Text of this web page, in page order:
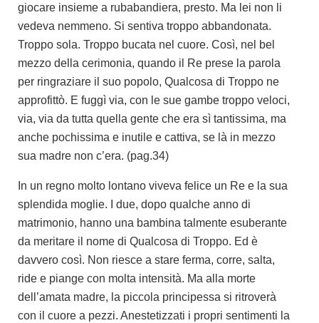
giocare insieme a rubabandiera, presto. Ma lei non li
vedeva nemmeno. Si sentiva troppo abbandonata.
Troppo sola. Troppo bucata nel cuore. Così, nel bel
mezzo della cerimonia, quando il Re prese la parola
per ringraziare il suo popolo, Qualcosa di Troppo ne
approfittò. E fuggì via, con le sue gambe troppo veloci,
via, via da tutta quella gente che era sì tantissima, ma
anche pochissima e inutile e cattiva, se là in mezzo
sua madre non c’era. (pag.34)
In un regno molto lontano viveva felice un Re e la sua
splendida moglie. I due, dopo qualche anno di
matrimonio, hanno una bambina talmente esuberante
da meritare il nome di Qualcosa di Troppo. Ed è
davvero così. Non riesce a stare ferma, corre, salta,
ride e piange con molta intensità. Ma alla morte
dell’amata madre, la piccola principessa si ritroverà
con il cuore a pezzi. Anestetizzati i propri sentimenti la